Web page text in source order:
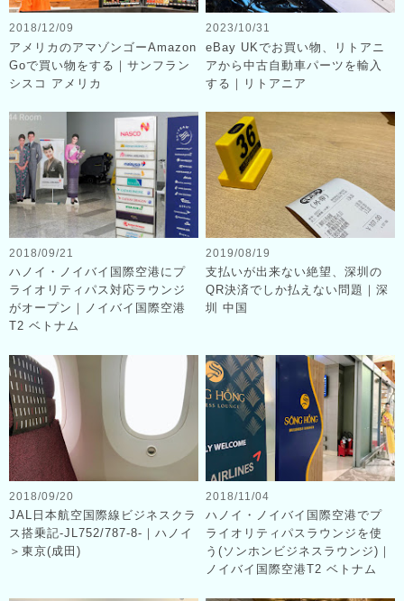
2018/12/09
アメリカのアマゾンゴーAmazon
Goで買い物をする｜サンフラン
シスコ アメリカ
2023/10/31
eBay UKでお買い物、リトアニ
アから中古自動車パーツを輸入
する｜リトアニア
2018/09/21
ハノイ・ノイバイ国際空港にプ
ライオリティパス対応ラウンジ
がオープン｜ノイバイ国際空港
T2 ベトナム
2019/08/19
支払いが出来ない絶望、深圳の
QR決済でしか払えない問題｜深
圳 中国
2018/09/20
JAL日本航空国際線ビジネスクラ
ス搭乗記-JL752/787-8-｜ハノイ
＞東京(成田)
2018/11/04
ハノイ・ノイバイ国際空港でプ
ライオリティパスラウンジを使
う(ソンホンビジネスラウンジ)｜
ノイバイ国際空港T2 ベトナム